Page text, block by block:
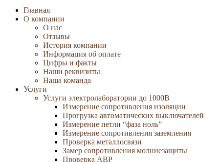
Главная
О компании
О нас
Отзывы
История компании
Информация об оплате
Цифры и факты
Наши реквизиты
Наша команда
Услуги
Услуги электролаборатории до 1000В
Измерение сопротивления изоляции
Прогрузка автоматических выключателей
Измерение петли “фаза ноль”
Измерение сопротивления заземления
Проверка металлосвязи
Замер сопротивления молниезащиты
Проверка АВР